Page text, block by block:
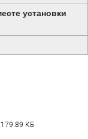
установки
КБ